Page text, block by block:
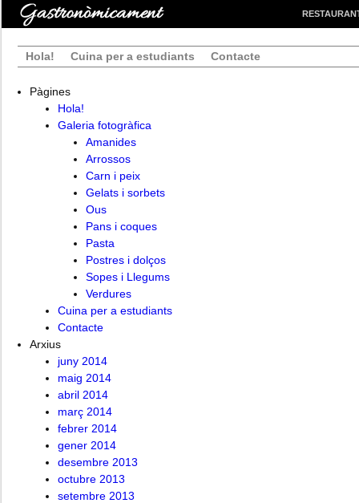
Hola! Cuina per a estudiants Contacte
Pàgines
Hola!
Galeria fotogràfica
Amanides
Arrossos
Carn i peix
Gelats i sorbets
Ous
Pans i coques
Pasta
Postres i dolços
Sopes i Llegums
Verdures
Cuina per a estudiants
Contacte
Arxius
juny 2014
maig 2014
abril 2014
març 2014
febrer 2014
gener 2014
desembre 2013
octubre 2013
setembre 2013